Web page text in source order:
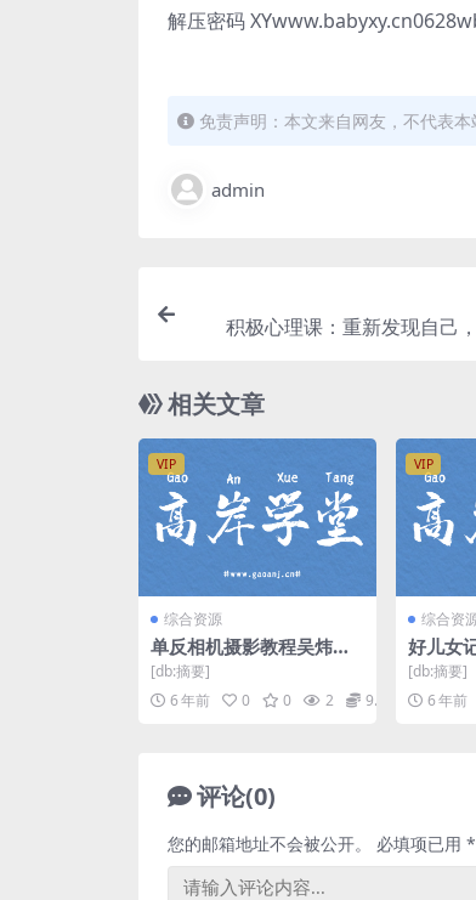
解压密码
免责声明：本文来自网友，不代表
admin
积极心理课：重新发现自己
相关文章
VIP
综合资源
单反相机摄影教程吴炜摄
影吴师自通（高清视频完
结打包）百度网盘
[db:摘要]
6 年前
0 0 2 9.9
VIP
综合资
好儿女
各科全
记牢 百
[db:摘要]
6 年前
评论(0)
您的邮箱地址不会被公开。 必填项已用 *